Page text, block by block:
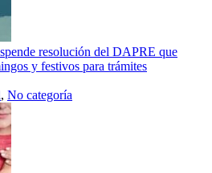
resolución del DAPRE que
y festivos para trámites
, No categoría